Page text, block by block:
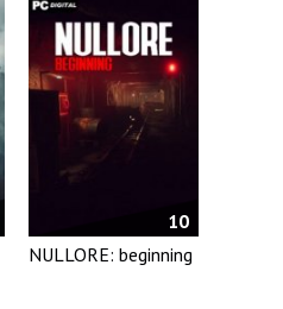
10
NULLORE: beginning